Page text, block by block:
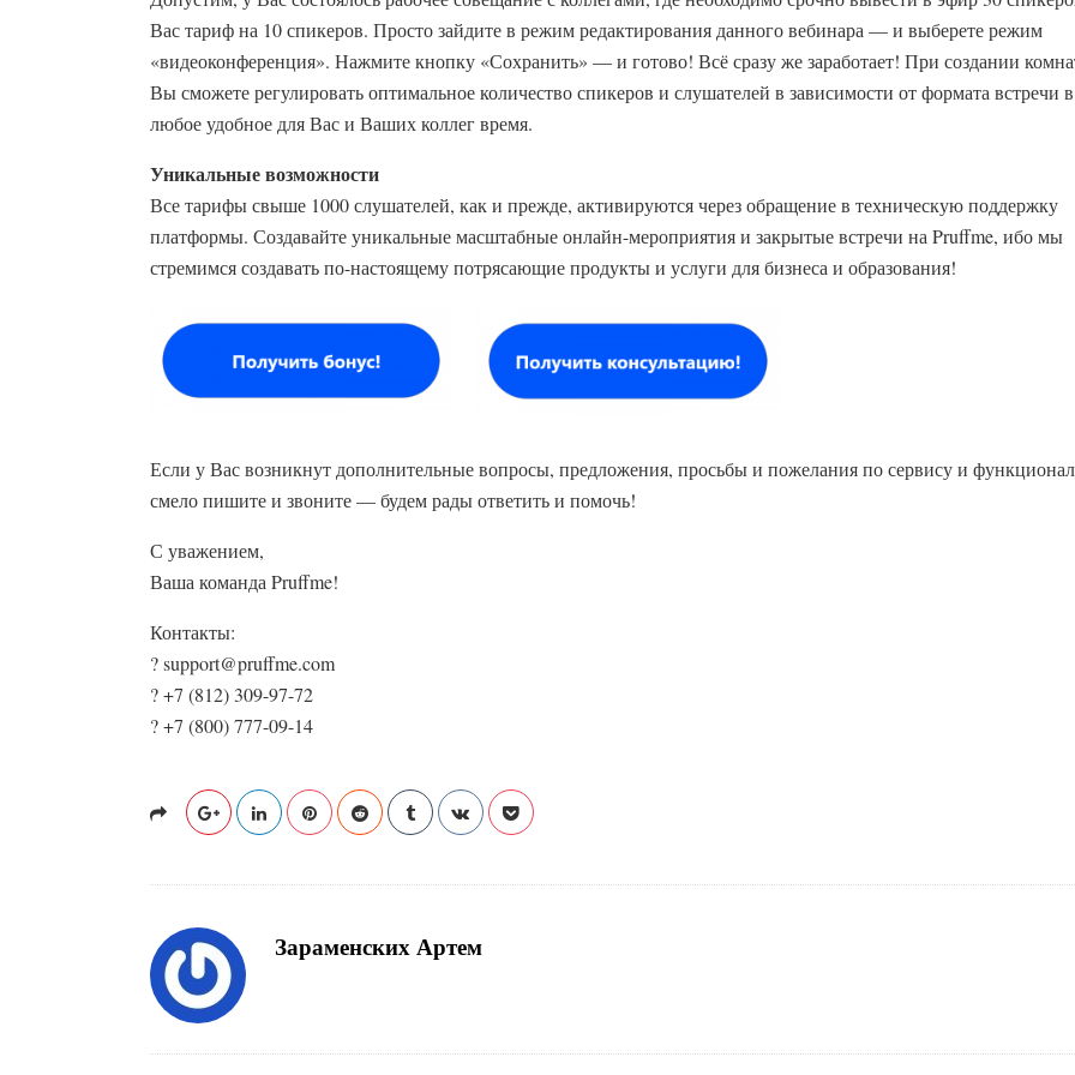
Вас тариф на 10 спикеров. Просто зайдите в режим редактирования данного вебинара — и выберете режим
«видеоконференция». Нажмите кнопку «Сохранить» — и готово! Всё сразу же заработает! При создании
Вы сможете регулировать оптимальное количество спикеров и слушателей в зависимости от формата встречи в
любое удобное для Вас и Ваших коллег время.
Уникальные возможности
Все тарифы свыше 1000 слушателей, как и прежде, активируются через обращение в техническую поддержку
платформы. Создавайте уникальные масштабные онлайн-мероприятия и закрытые встречи на Pruffme, ибо мы
стремимся создавать по-настоящему потрясающие продукты и услуги для бизнеса и образования!
Если у Вас возникнут дополнительные вопросы, предложения, просьбы и пожелания по сервису и
смело пишите и звоните — будем рады ответить и помочь!
С уважением,
Ваша команда Pruffme!
Контакты:
? support@pruffme.com
? +7 (812) 309-97-72
? +7 (800) 777-09-14
Зараменских Артем